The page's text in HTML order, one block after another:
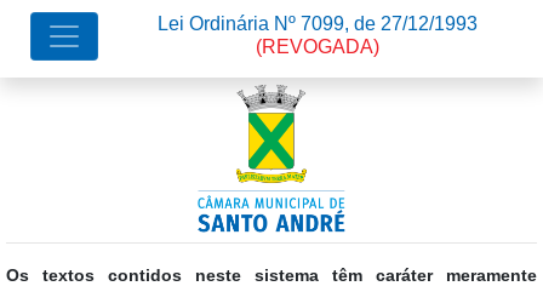
Os textos contidos neste sistema têm caráter meramente
Lei Ordinária Nº 7099, de 27/12/1993
(REVOGADA)